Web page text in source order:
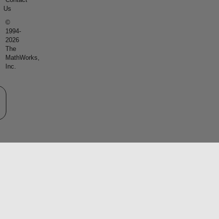
Us
©
1994-
2026
The
MathWorks,
Inc.
サイトの選択